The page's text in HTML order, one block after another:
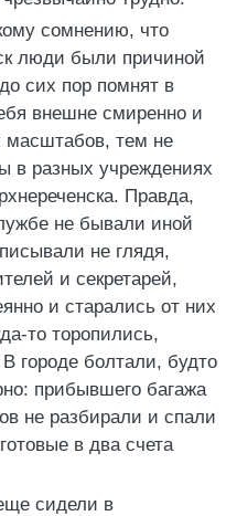
сомнению, что
люди были причиной
сих пор помнят в
внешне смиренно и
масштабов, тем не
в разных учреждениях
Правда,
не бывали иной
не глядя,
и секретарей,
и старались от них
то торопились,
городе болтали, будто
прибывшего багажа
не разбирали и спали
в два счета
сидели в